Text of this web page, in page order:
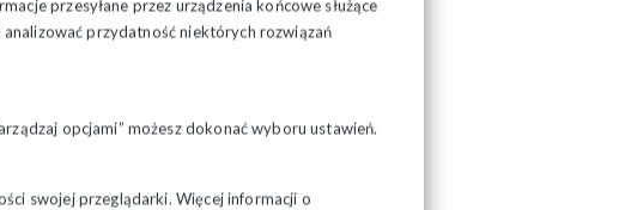
przesyłane przez urządzenia końcowe służące
przydatność niektórych rozwiązań
opcjami” możesz dokonać wyboru ustawień.
swojej przeglądarki. Więcej informacji o